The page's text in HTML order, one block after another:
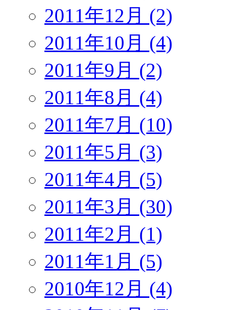
2011年12月 (2)
2011年10月 (4)
2011年9月 (2)
2011年8月 (4)
2011年7月 (10)
2011年5月 (3)
2011年4月 (5)
2011年3月 (30)
2011年2月 (1)
2011年1月 (5)
2010年12月 (4)